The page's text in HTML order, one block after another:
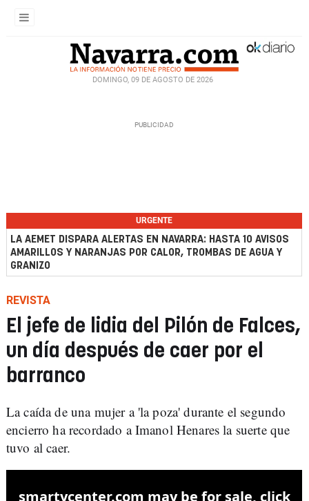
DOMINGO, 09 DE AGOSTO DE 2026
URGENTE
LA AEMET DISPARA ALERTAS EN NAVARRA: HASTA 10 AVISOS
AMARILLOS Y NARANJAS POR CALOR, TROMBAS DE AGUA Y
GRANIZO
REVISTA
El jefe de lidia del Pilón de Falces,
un día después de caer por el
barranco
La caída de una mujer a 'la poza' durante el segundo
encierro ha recordado a Imanol Henares la suerte que
tuvo al caer.